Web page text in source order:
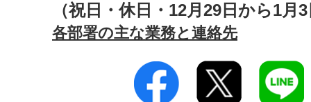
（祝日・休日・12月29日から1月
各部署の主な業務と連絡先